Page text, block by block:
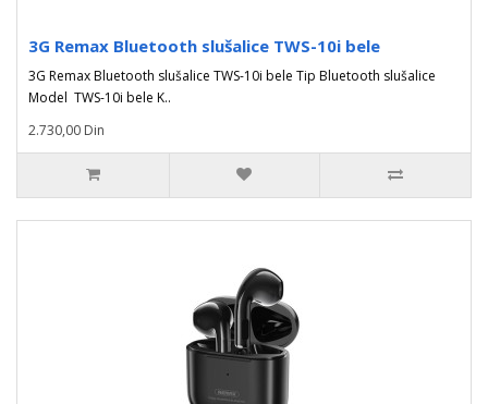
3G Remax Bluetooth slušalice TWS-10i bele
3G Remax Bluetooth slušalice TWS-10i bele Tip Bluetooth slušalice
Model TWS-10i bele K..
2.730,00 Din